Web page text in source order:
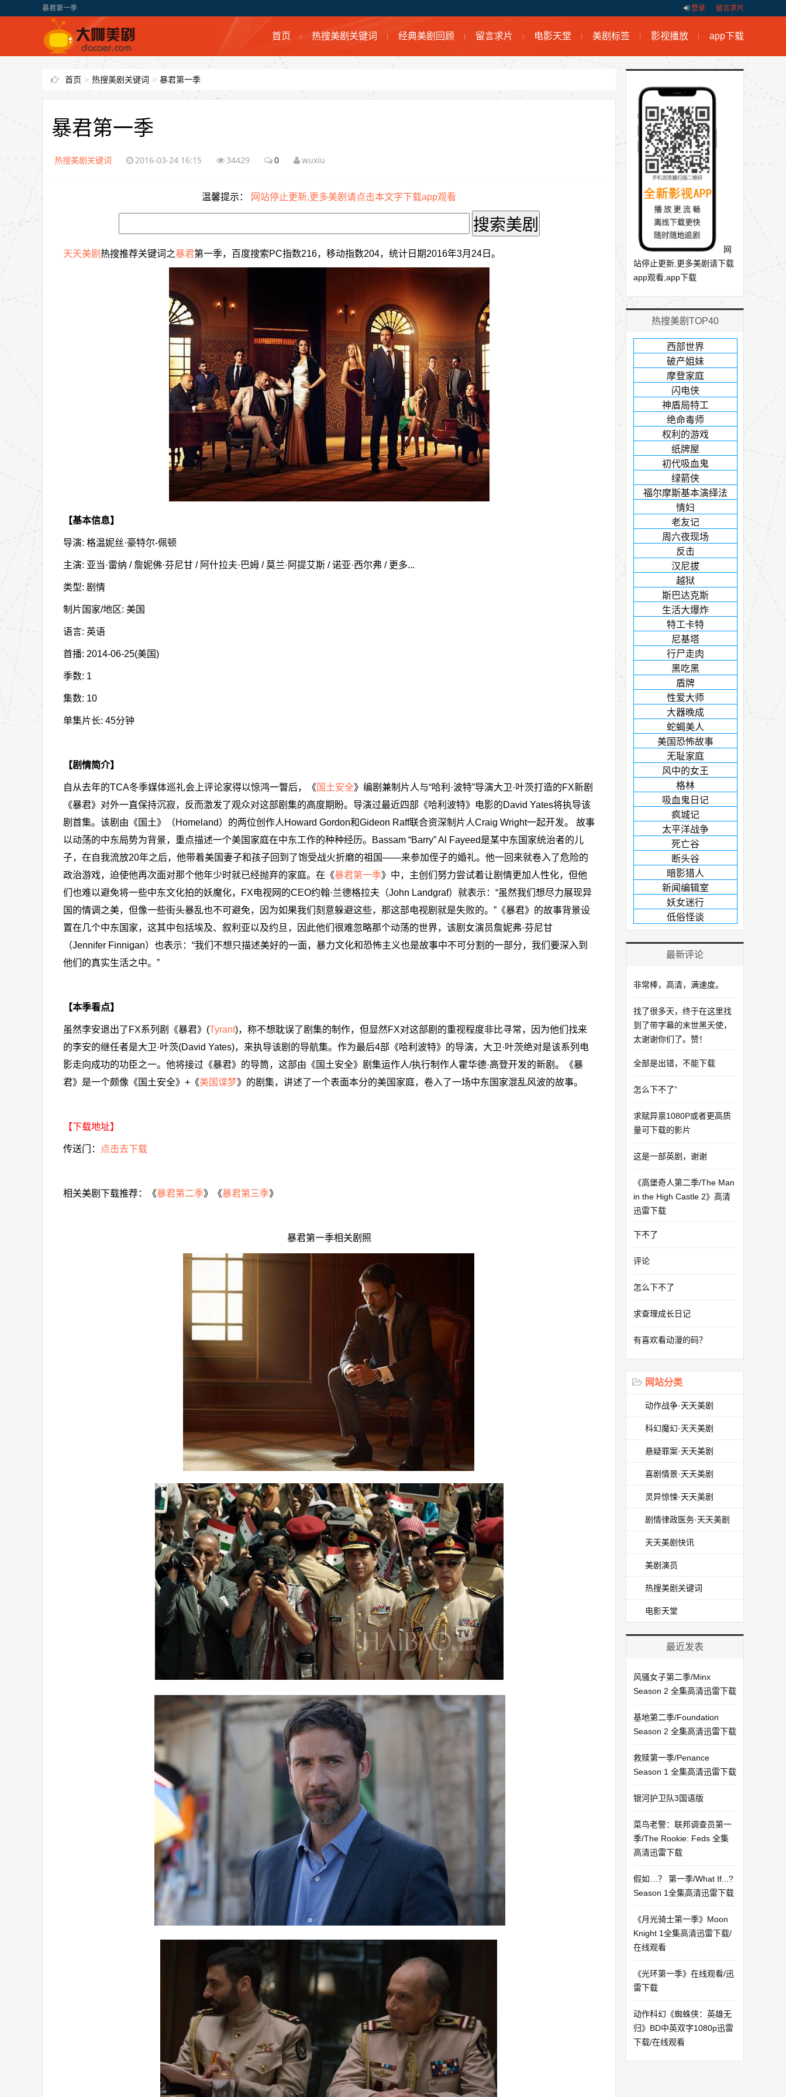
暴君第一季 登录 留言求片
首页 热搜美剧关键词 经典美剧回顾 留言求片 电影天堂 美剧标签 影视播放 app下载
首页 > 热搜美剧关键词 > 暴君第一季
暴君第一季
热搜美剧关键词 2016-03-24 16:15 34429 0 wuxiu
温馨提示： 网站停止更新,更多美剧请点击本文字下载app观看
天天美剧 热搜推荐关键词之暴君第一季，百度搜索PC指数216，移动指数204，统计日期2016年3月24日。
【基本信息】
导演: 格温妮丝·豪特尔-佩顿
主演: 亚当·雷纳 / 詹妮佛·芬尼甘 / 阿什拉夫·巴姆 / 莫兰·阿提艾斯 / 诺亚·西尔弗 / 更多...
类型: 剧情
制片国家/地区: 美国
语言: 英语
首播: 2014-06-25(美国)
季数: 1
集数: 10
单集片长: 45分钟
【剧情简介】
自从去年的TCA冬季媒体巡礼会上评论家得以惊鸿一瞥后，《 国土安全》编剧兼制片人与“哈利·波特”导演大卫·叶茨打造的FX新剧
《暴君》对外一直保持沉寂，反而激发了观众对这部剧集的高度期盼。导演过最近四部《哈利波特》电影的David Yates将执导该
剧首集。该剧由《国土》（Homeland）的两位创作人Howard Gordon和Gideon Raff联合资深制片人Craig Wright一起开发。 故事
以动荡的中东局势为背景，重点描述一个美国家庭在中东工作的种种经历。Bassam “Barry” Al Fayeed是某中东国家统治者的儿
子，在自我流放20年之后，他带着美国妻子和孩子回到了饱受战火折磨的祖国——来参加侄子的婚礼。他一回来就卷入了危险的
政治游戏，迫使他再次面对那个他年少时就已经抛弃的家庭。在《暴君第一季》中，主创们努力尝试着让剧情更加人性化，但他
们也难以避免将一些中东文化拍的妖魔化，FX电视网的CEO约翰·兰德格拉夫（John Landgraf）就表示：“虽然我们想尽力展现异
国的情调之美，但像一些街头暴乱也不可避免，因为如果我们刻意躲避这些，那这部电视剧就是失败的。”《暴君》的故事背景设
置在几个中东国家，这其中包括埃及、叙利亚以及约旦，因此他们很难忽略那个动荡的世界，该剧女演员詹妮弗·芬尼甘
（Jennifer Finnigan）也表示：“我们不想只描述美好的一面，暴力文化和恐怖主义也是故事中不可分割的一部分，我们要深入到
他们的真实生活之中。”
【本季看点】
虽然李安退出了FX系列剧《暴君》(Tyrant)，称不想耽误了剧集的制作，但显然FX对这部剧的重视程度非比寻常，因为他们找来
的李安的继任者是大卫·叶茨(David Yates)，来执导该剧的导航集。作为最后4部《哈利波特》的导演，大卫·叶茨绝对是该系列电
影走向成功的功臣之一。他将接过《暴君》的导筒，这部由《国土安全》剧集运作人/执行制作人霍华德·高登开发的新剧。《暴
君》是一个颇像《国土安全》+《美国谍梦》的剧集，讲述了一个表面本分的美国家庭，卷入了一场中东国家混乱风波的故事。
【下载地址】
传送门： 点击去下载
相关美剧下载推荐：《暴君第二季》《暴君第三季》
暴君第一季相关剧照
网
站停止更新,更多美剧请下载
app观看,app下载
热搜美剧TOP40
西部世界
破产姐妹
摩登家庭
闪电侠
神盾局特工
绝命毒师
权利的游戏
纸牌屋
初代吸血鬼
绿箭侠
福尔摩斯基本演绎法
情妇
老友记
周六夜现场
反击
汉尼拔
越狱
斯巴达克斯
生活大爆炸
特工卡特
尼基塔
行尸走肉
黑吃黑
盾牌
性爱大师
大器晚成
蛇蝎美人
美国恐怖故事
无耻家庭
风中的女王
格林
吸血鬼日记
疯城记
太平洋战争
死亡谷
断头谷
暗影猎人
新闻编辑室
妖女迷行
低俗怪谈
最新评论
非常棒，高清，满速度。
找了很多天，终于在这里找
到了带字幕的末世黑天使，
太谢谢你们了。赞！
全部是出错，不能下载
怎么下不了”
求赋异禀1080P或者更高质
量可下载的影片
这是一部英剧，谢谢
《高堡奇人第二季/The Man
in the High Castle 2》高清
迅雷下载
下不了
评论
怎么下不了
求查理成长日记
有喜欢看动漫的码？
网站分类
动作战争·天天美剧
科幻魔幻·天天美剧
悬疑罪案·天天美剧
喜剧情景·天天美剧
灵异惊悚·天天美剧
剧情律政医务·天天美剧
天天美剧快讯
美剧演员
热搜美剧关键词
电影天堂
最近发表
风骚女子第二季/Minx
Season 2 全集高清迅雷下载
基地第二季/Foundation
Season 2 全集高清迅雷下载
救赎第一季/Penance
Season 1 全集高清迅雷下载
银河护卫队3国语版
菜鸟老警：联邦调查员第一
季/The Rookie: Feds 全集
高清迅雷下载
假如…？ 第一季/What If...?
Season 1全集高清迅雷下载
《月光骑士第一季》Moon
Knight 1全集高清迅雷下载/
在线观看
《光环第一季》在线观看/迅
雷下载
动作科幻《蜘蛛侠：英雄无
归》BD中英双字1080p迅雷
下载/在线观看